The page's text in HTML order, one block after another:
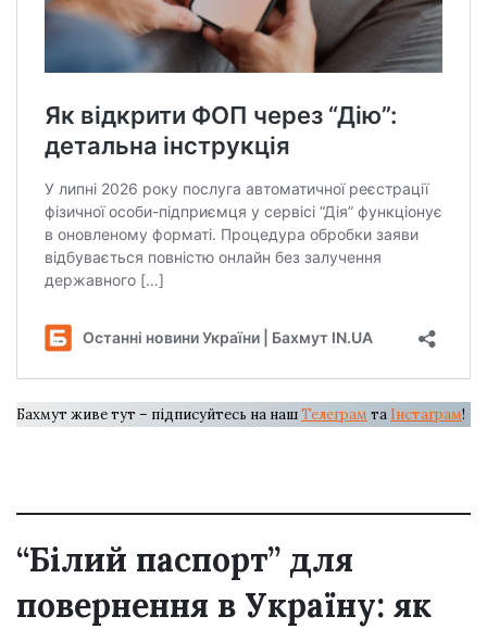
Бахмут живе тут – підписуйтесь на нашТелеграм та Інстаграм!
“Білий паспорт” для
повернення в Україну: як